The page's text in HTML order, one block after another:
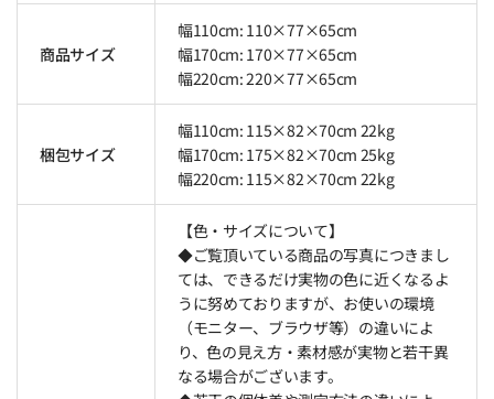
商品サイズ
幅110cm: 110×77×65cm
幅170cm: 170×77×65cm
幅220cm: 220×77×65cm
梱包サイズ
幅110cm: 115×82×70cm 22kg
幅170cm: 175×82×70cm 25kg
幅220cm: 115×82×70cm 22kg
【色・サイズについて】
◆ご覧頂いている商品の写真につきまし
ては、できるだけ実物の色に近くなるよ
うに努めておりますが、お使いの環境
（モニター、ブラウザ等）の違いによ
り、色の見え方・素材感が実物と若干異
なる場合がございます。